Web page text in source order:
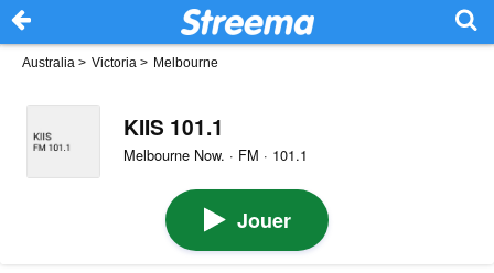
Australia > Victoria > Melbourne
KIIS 101.1
Melbourne Now. · FM · 101.1
Jouer